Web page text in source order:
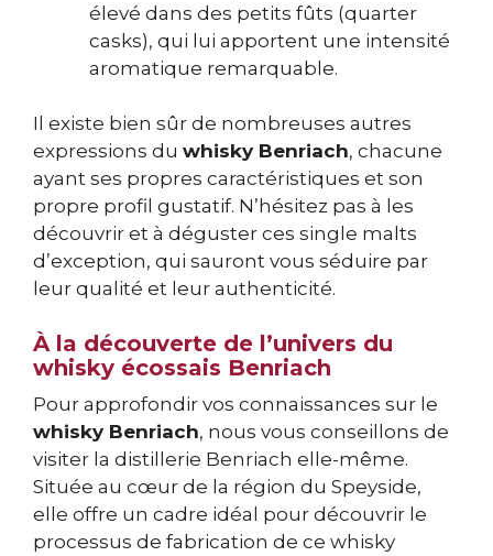
élevé dans des petits fûts (quarter
casks), qui lui apportent une intensité
aromatique remarquable.
Il existe bien sûr de nombreuses autres
expressions du whisky Benriach, chacune
ayant ses propres caractéristiques et son
propre profil gustatif. N’hésitez pas à les
découvrir et à déguster ces single malts
d’exception, qui sauront vous séduire par
leur qualité et leur authenticité.
À la découverte de l’univers du
whisky écossais Benriach
Pour approfondir vos connaissances sur le
whisky Benriach, nous vous conseillons de
visiter la distillerie Benriach elle-même.
Située au cœur de la région du Speyside,
elle offre un cadre idéal pour découvrir le
processus de fabrication de ce whisky